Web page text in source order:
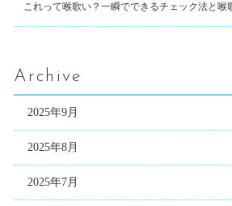
これって喉歌い？一瞬でできるチェック法と喉
Archive
2025年9月
2025年8月
2025年7月